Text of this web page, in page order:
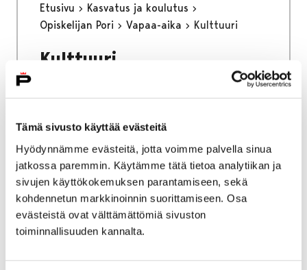
Tämä sivusto käyttää evästeitä
Hyödynnämme evästeitä, jotta voimme palvella sinua
jatkossa paremmin. Käytämme tätä tietoa analytiikan ja
sivujen käyttökokemuksen parantamiseen, sekä
kohdennetun markkinoinnin suorittamiseen. Osa
evästeistä ovat välttämättömiä sivuston
toiminnallisuuden kannalta.
Etusivu
Kasvatus ja koulutus
Opiskelijan Pori
Vapaa-aika Kulttuuri
Kulttuuri
Etusivu Kasvatus ja koulutus
Lukio
Porin lukio
Yhteistyö
Kehittämishankkeet
Päättyneet hankkeet
Priima
Katsaus kevääseen 2024
Katsaus kevääseen 2024